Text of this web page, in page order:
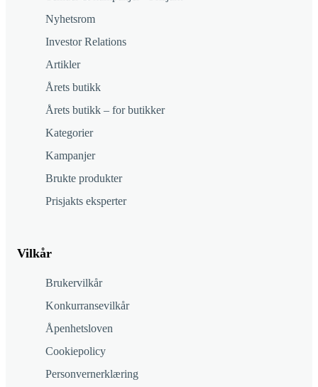
Nyhetsrom
Investor Relations
Artikler
Årets butikk
Årets butikk – for butikker
Kategorier
Kampanjer
Brukte produkter
Prisjakts eksperter
Vilkår
Brukervilkår
Konkurransevilkår
Åpenhetsloven
Cookiepolicy
Personvernerklæring